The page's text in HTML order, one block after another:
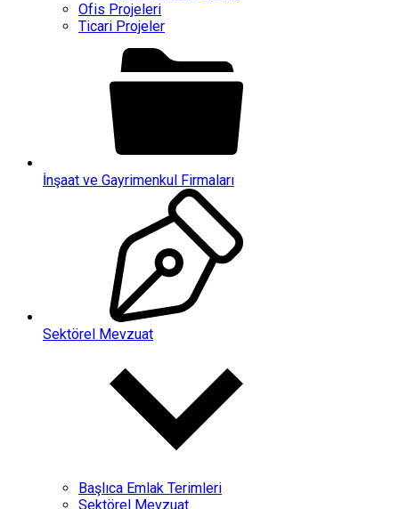
Ofis Projeleri
Ticari Projeler
İnşaat ve Gayrimenkul Firmaları
Sektörel Mevzuat
Başlıca Emlak Terimleri
Sektörel Mevzuat